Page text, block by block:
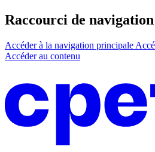
Raccourci de navigation
Accéder à la navigation principale
Accéder au contenu